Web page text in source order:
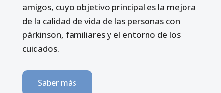
amigos, cuyo objetivo principal es la mejora
de la calidad de vida de las personas con
párkinson, familiares y el entorno de los
cuidados.
Saber más